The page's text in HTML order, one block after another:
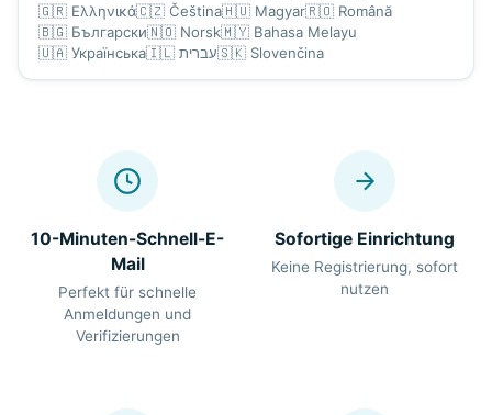
🇬🇷 Ελληνικά🇨🇿 Čeština🇭🇺 Magyar🇷🇴 Română
🇧🇬 Български🇳🇴 Norsk🇲🇾 Bahasa Melayu
🇺🇦 Українська🇮🇱 עברית🇸🇰 Slovenčina
10-Minuten-Schnell-E-
Mail
Perfekt für schnelle
Anmeldungen und
Verifizierungen
Sofortige Einrichtung
Keine Registrierung, sofort
nutzen